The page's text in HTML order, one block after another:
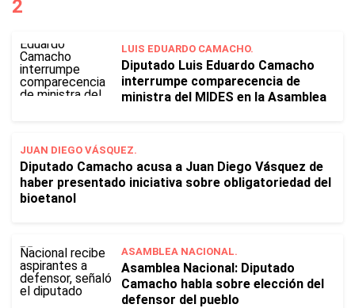
2
LUIS EDUARDO CAMACHO.
Diputado Luis Eduardo Camacho
interrumpe comparecencia de
ministra del MIDES en la Asamblea
JUAN DIEGO VÁSQUEZ.
Diputado Camacho acusa a Juan Diego Vásquez de
haber presentado iniciativa sobre obligatoriedad del
bioetanol
ASAMBLEA NACIONAL.
Asamblea Nacional: Diputado
Camacho habla sobre elección del
defensor del pueblo